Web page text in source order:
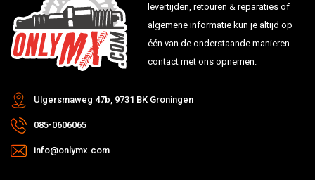
levertijden, retouren & reparaties of
algemene informatie kun je altijd op
één van de onderstaande manieren
contact met ons opnemen.
Ulgersmaweg 47b, 9731 BK Groningen
085-0606065
info@onlymx.com